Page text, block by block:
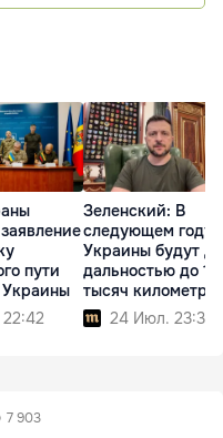
пути
Зеленский: В
следующем году
Украины будут
дальностью до 10
тысяч
24 Июл. 23:35
7 903